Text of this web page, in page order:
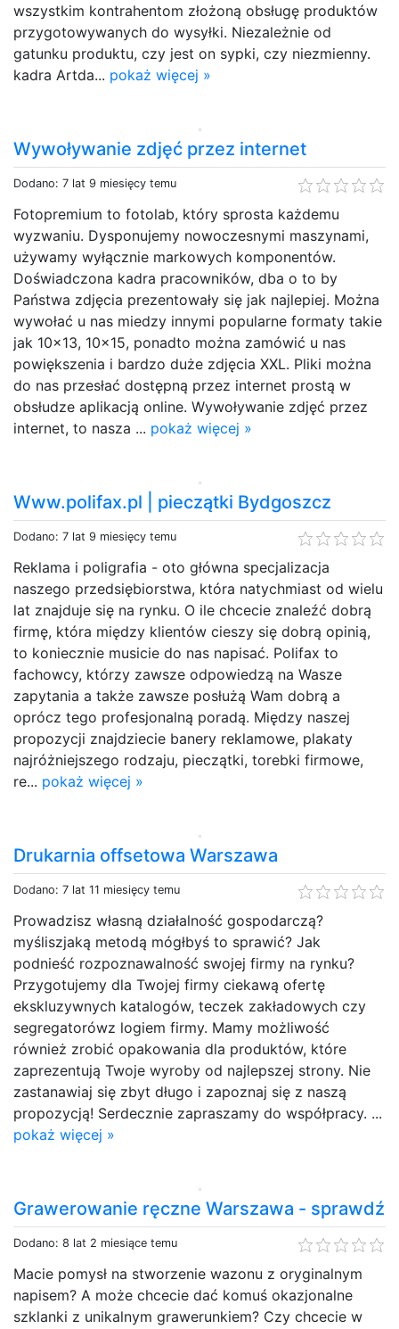
wszystkim kontrahentom złożoną obsługę produktów
przygotowywanych do wysyłki. Niezależnie od
gatunku produktu, czy jest on sypki, czy niezmienny.
kadra Artda... pokaż więcej »
Wywoływanie zdjęć przez internet
Dodano: 7 lat 9 miesięcy temu
Fotopremium to fotolab, który sprosta każdemu
wyzwaniu. Dysponujemy nowoczesnymi maszynami,
używamy wyłącznie markowych komponentów.
Doświadczona kadra pracowników, dba o to by
Państwa zdjęcia prezentowały się jak najlepiej. Można
wywołać u nas miedzy innymi popularne formaty takie
jak 10x13, 10x15, ponadto można zamówić u nas
powiększenia i bardzo duże zdjęcia XXL. Pliki można
do nas przesłać dostępną przez internet prostą w
obsłudze aplikacją online. Wywoływanie zdjęć przez
internet, to nasza ... pokaż więcej »
Www.polifax.pl | pieczątki Bydgoszcz
Dodano: 7 lat 9 miesięcy temu
Reklama i poligrafia - oto główna specjalizacja
naszego przedsiębiorstwa, która natychmiast od wielu
lat znajduje się na rynku. O ile chcecie znaleźć dobrą
firmę, która między klientów cieszy się dobrą opinią,
to koniecznie musicie do nas napisać. Polifax to
fachowcy, którzy zawsze odpowiedzą na Wasze
zapytania a także zawsze posłużą Wam dobrą a
oprócz tego profesjonalną poradą. Między naszej
propozycji znajdziecie banery reklamowe, plakaty
najróżniejszego rodzaju, pieczątki, torebki firmowe,
re... pokaż więcej »
Drukarnia offsetowa Warszawa
Dodano: 7 lat 11 miesięcy temu
Prowadzisz własną działalność gospodarczą?
myśliszjaką metodą mógłbyś to sprawić? Jak
podnieść rozpoznawalność swojej firmy na rynku?
Przygotujemy dla Twojej firmy ciekawą ofertę
ekskluzywnych katalogów, teczek zakładowych czy
segregatorówz logiem firmy. Mamy możliwość
również zrobić opakowania dla produktów, które
zaprezentują Twoje wyroby od najlepszej strony. Nie
zastanawiaj się zbyt długo i zapoznaj się z naszą
propozycją! Serdecznie zapraszamy do współpracy. ...
pokaż więcej »
Grawerowanie ręczne Warszawa - sprawdź
Dodano: 8 lat 2 miesiące temu
Macie pomysł na stworzenie wazonu z oryginalnym
napisem? A może chcecie dać komuś okazjonalne
szklanki z unikalnym grawerunkiem? Czy chcecie w